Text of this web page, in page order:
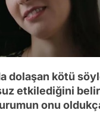
dolaşan kötü
etkilediğini
onu